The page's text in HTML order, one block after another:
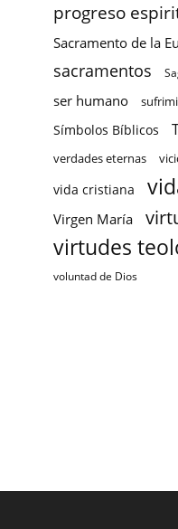
progreso
Sacramento de la
sacramentos
ser humano
Símbolos Bíblicos
verdades eternas
vida cristiana
Virgen María
virtudes
voluntad de Dios